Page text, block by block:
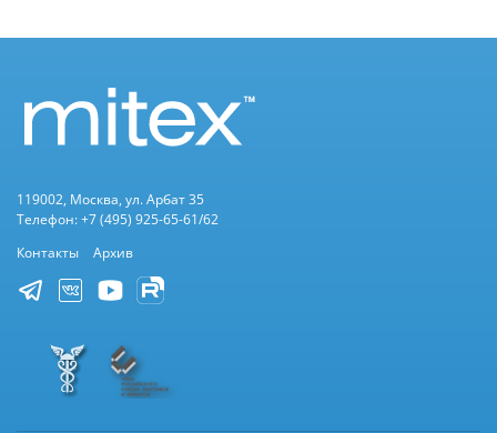
119002, Москва, ул. Арбат 35
Телефон: +7 (495) 925-65-61/62
Контакты
Архив